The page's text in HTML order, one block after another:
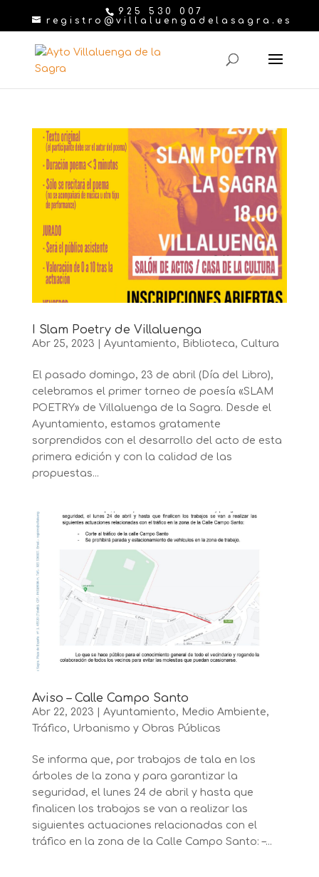
925 530 007
registro@villaluengadelasagra.es
I Slam Poetry de Villaluenga
Abr 25, 2023 Ayuntamiento, Biblioteca, Cultura
El pasado domingo, 23 de abril (Día del Libro),
celebramos el primer torneo de poesía «SLAM
POETRY» de Villaluenga de la Sagra. Desde el
Ayuntamiento, estamos gratamente
sorprendidos con el desarrollo del acto de esta
primera edición y con la calidad de las
propuestas...
Aviso – Calle Campo Santo
Abr 22, 2023 Ayuntamiento, Medio Ambiente,
Tráfico, Urbanismo y Obras Públicas
Se informa que, por trabajos de tala en los
árboles de la zona y para garantizar la
seguridad, el lunes 24 de abril y hasta que
finalicen los trabajos se van a realizar las
siguientes actuaciones relacionadas con el
tráfico en la zona de la Calle Campo Santo: –...